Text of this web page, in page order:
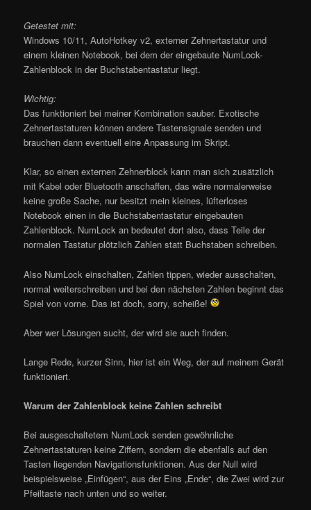
Getestet mit:
Windows 10/11, AutoHotkey v2, externer Zehnertastatur und
einem kleinen Notebook, bei dem der eingebaute NumLock-
Zahlenblock in der Buchstabentastatur liegt.
Wichtig:
Das funktioniert bei meiner Kombination sauber. Exotische
Zehnertastaturen können andere Tastensignale senden und
brauchen dann eventuell eine Anpassung im Skript.
Klar, so einen externen Zehnerblock kann man sich zusätzlich
mit Kabel oder Bluetooth anschaffen, das wäre normalerweise
keine große Sache, nur besitzt mein kleines, lüfterloses
Notebook einen in die Buchstabentastatur eingebauten
Zahlenblock. NumLock an bedeutet dort also, dass Teile der
normalen Tastatur plötzlich Zahlen statt Buchstaben schreiben.
Also NumLock einschalten, Zahlen tippen, wieder ausschalten,
normal weiterschreiben und bei den nächsten Zahlen beginnt das
Spiel von vorne. Das ist doch, sorry, scheiße!
Aber wer Lösungen sucht, der wird sie auch finden.
Lange Rede, kurzer Sinn, hier ist ein Weg, der auf meinem Gerät
funktioniert.
Warum der Zahlenblock keine Zahlen schreibt
Bei ausgeschaltetem NumLock senden gewöhnliche
Zehnertastaturen keine Ziffern, sondern die ebenfalls auf den
Tasten liegenden Navigationsfunktionen. Aus der Null wird
beispielsweise „Einfügen“, aus der Eins „Ende“, die Zwei wird zur
Pfeiltaste nach unten und so weiter.